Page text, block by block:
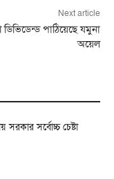
Next article
ডিভিডেন্ড পাঠিয়েছে যমুনা
অয়েল
সরকার সর্বোচ্চ চেষ্টা